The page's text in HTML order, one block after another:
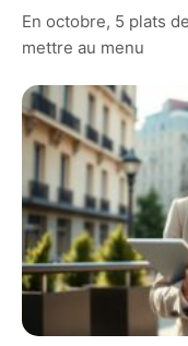
En octobre, 5 plats
mettre au menu